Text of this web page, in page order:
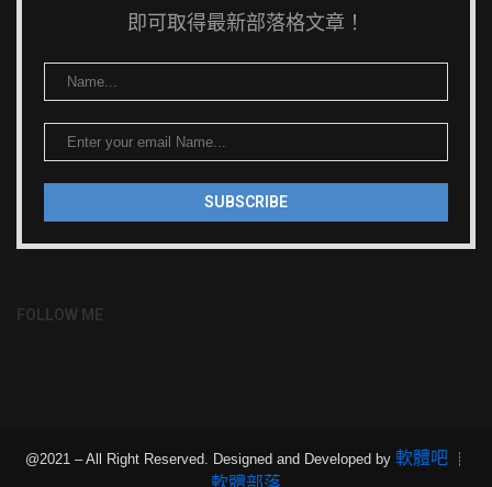
即可取得最新部落格文章！
FOLLOW ME
@2021 – All Right Reserved. Designed and Developed by 軟體吧 ┊
軟體部落